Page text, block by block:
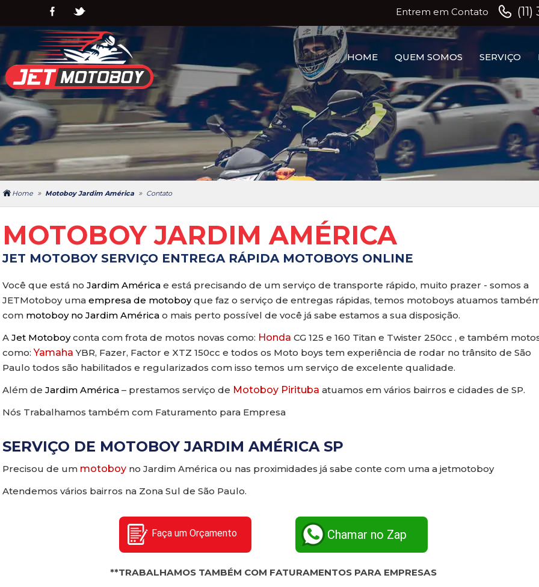
Entrem em Contato
HOME QUEM SOMOS SERVIÇO
Home » Motoboy Jardim América » Contato
MOTOBOY JARDIM AMÉRICA
JET MOTOBOY SERVIÇO ENTREGA RÁPIDA MOTOBOYS ONLINE
Você que está no Jardim América e está precisando de um serviço de transporte rápido, muito prazer - somos a
JETMotoboy uma empresa de motoboyque faz o serviço de entregas rápidas, temos motoboys atuamos
com motoboy no Jardim América o mais perto possível de você já sabe estamos a sua disposição.
A Jet Motoboyconta com frota de motos novas como: Honda CG 125 e 160 Titan e Twister 250cc , e também
como:Yamaha YBR, Fazer, Factor e XTZ 150cc e todos os Moto boys tem experiência de rodar no trânsito de São
Paulo todos são habilitados e regularizados com isso temos um serviço de excelente qualidade.
Além de Jardim América – prestamos serviço de Motoboy Pirituba atuamos em vários bairros e cidades de SP.
Nós Trabalhamos também com Faturamento para Empresa
SERVIÇO DE MOTOBOY JARDIM AMÉRICA SP
Precisou de um motoboy no Jardim América ou nas proximidades já sabe conte com uma a jetmotoboy
Atendemos vários bairros na Zona Sul de São Paulo.
Faça um Orçamento Chamar no Zap
**TRABALHAMOS TAMBÉM COM FATURAMENTOS PARA EMPRESAS